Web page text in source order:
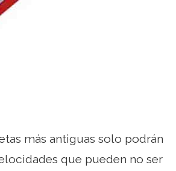
más antiguas solo podrán
que pueden no ser